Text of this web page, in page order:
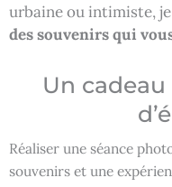
urbaine ou intimiste,
des souvenirs qui
Un
Réaliser une séance
souvenirs et une